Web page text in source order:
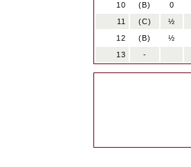
10
(B) 0
11
(C) ½
12
(B) ½
13
-